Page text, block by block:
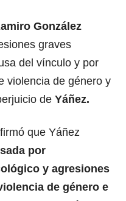
González
graves
del vínculo y por
violencia de género y
de Yáñez.
que Yáñez
por
y agresiones
de género e